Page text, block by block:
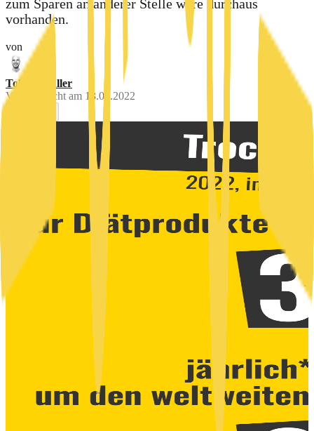
zum Sparen an anderer Stelle wäre durchaus
vorhanden.
von
Tobias Müller
Veröffentlicht am 13.07.2022